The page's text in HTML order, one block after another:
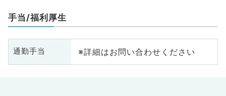
手当/福利厚生
通勤手当 ※詳細はお問い合わせください